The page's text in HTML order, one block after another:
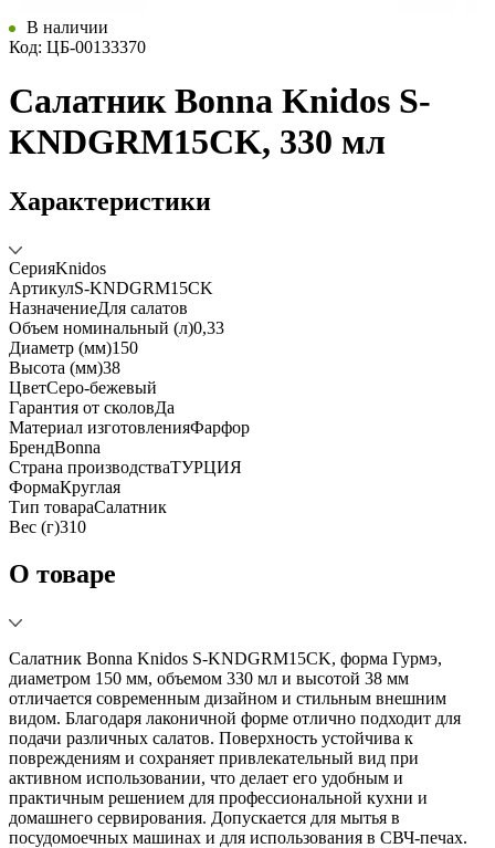
В наличии
Код: ЦБ-00133370
Салатник Bonna Knidos S-
KNDGRM15CK, 330 мл
Характеристики
СерияKnidos
АртикулS-KNDGRM15CK
НазначениеДля салатов
Объем номинальный (л)0,33
Диаметр (мм)150
Высота (мм)38
ЦветСеро-бежевый
Гарантия от сколовДа
Материал изготовленияФарфор
БрендBonna
Страна производстваТУРЦИЯ
ФормаКруглая
Тип товараСалатник
Вес (г)310
О товаре
Салатник Bonna Knidos S-KNDGRM15CK, форма Гурмэ,
диаметром 150 мм, объемом 330 мл и высотой 38 мм
отличается современным дизайном и стильным внешним
видом. Благодаря лаконичной форме отлично подходит для
подачи различных салатов. Поверхность устойчива к
повреждениям и сохраняет привлекательный вид при
активном использовании, что делает его удобным и
практичным решением для профессиональной кухни и
домашнего сервирования. Допускается для мытья в
посудомоечных машинах и для использования в СВЧ-печах.